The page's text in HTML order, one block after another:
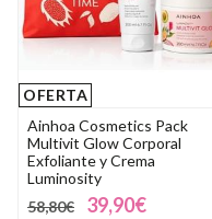
OFERTA
Ainhoa Cosmetics Pack
Multivit Glow Corporal
Exfoliante y Crema
Luminosity
58,80€
39,90€